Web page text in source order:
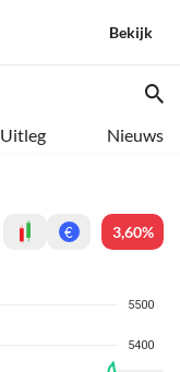
Bekijk
Uitleg Nieuws
€ 3,60%